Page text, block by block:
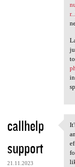
r...
callhelp
support
21.11.2023